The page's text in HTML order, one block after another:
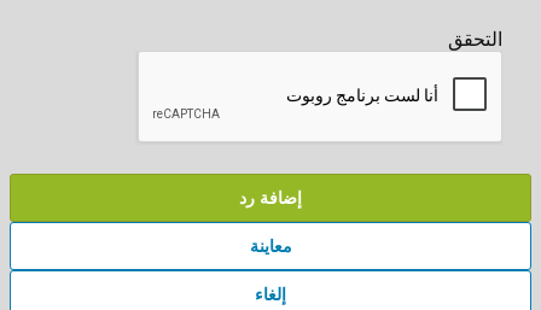
التحقق
إضافة رد
معاينة
إلغاء